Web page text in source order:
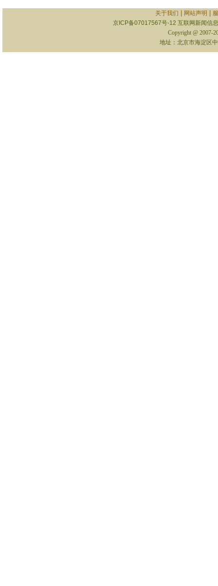
关于我们 网站声明
京ICP备07017567号-12 互联网新闻信
Copyright @ 2007-
地址：北京市海淀区